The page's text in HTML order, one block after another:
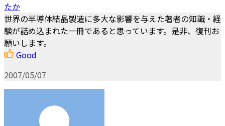
たか
世界の半導体結晶製造に多大な影響を与えた著者の知識・経
験が詰め込まれた一冊であると思っています。是非、復刊お
願いします。
Good
2007/05/07